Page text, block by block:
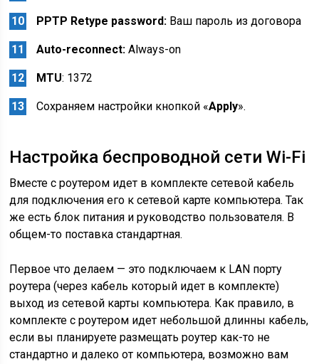
PPTP Retype password: Ваш пароль из договора
Auto-reconnect: Always-on
MTU: 1372
Сохраняем настройки кнопкой «Apply».
Настройка беспроводной сети Wi-Fi
Вместе с роутером идет в комплекте сетевой кабель
для подключения его к сетевой карте компьютера. Так
же есть блок питания и руководство пользователя. В
общем-то поставка стандартная.
Первое что делаем — это подключаем к LAN порту
роутера (через кабель который идет в комплекте)
выход из сетевой карты компьютера. Как правило, в
комплекте с роутером идет небольшой длинны кабель,
если вы планируете размещать роутер как-то не
стандартно и далеко от компьютера, возможно вам